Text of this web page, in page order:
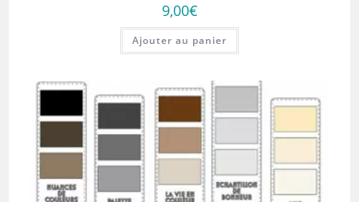
9,00€
Ajouter au panier